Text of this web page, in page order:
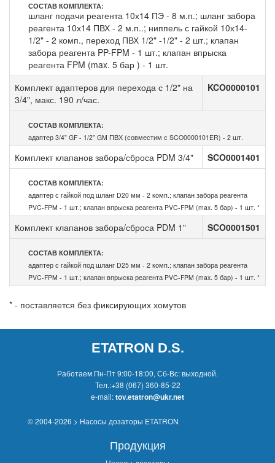
СОСТАВ КОМПЛЕКТА:
шланг подачи реагента 10х14 ПЭ - 8 м.п.; шланг забора
реагента 10х14 ПВХ - 2 м.п..; ниппель с гайкой 10х14-
1/2" - 2 комп., переход ПВХ 1/2" -1/2" - 2 шт.; клапан
забора реагента PP-FPM - 1 шт.; клапан впрыска
реагента FPM (max. 5 бар ) - 1 шт.
Комплект адаптеров для перехода с 1/2" на
3/4", макс. 190 л/час.
KCO0000101
СОСТАВ КОМПЛЕКТА:
адаптер 3/4" GF - 1/2" GM ПВХ (совместим с SCO0000101ER) - 2 шт.
Комплект клапанов забора/сброса PDM 3/4" SCO0001401
СОСТАВ КОМПЛЕКТА:
адаптер с гайкой под шланг D20 мм - 2 комп.; клапан забора реагента
PVC-FPM - 1 шт.; клапан впрыска реагента PVC-FPM (max. 5 бар) - 1 шт. *
Комплект клапанов забора/сброса PDM 1" SCO0001501
СОСТАВ КОМПЛЕКТА:
адаптер с гайкой под шланг D25 мм - 2 комп.; клапан забора реагента
PVC-FPM - 1 шт.; клапан впрыска реагента PVC-FPM (max. 5 бар) - 1 шт. *
* - поставляется без фиксирующих хомутов
ETATRON D.S.
Работаем Пн-Пт 9:00-18:00, Сб-Вс: выходной.
Тел.:+38 (067) 360-85-22
e-mail:tov.etatron@ukr.net
© 2004-2026 > Насосы дозаторы ETATRON
Продукция